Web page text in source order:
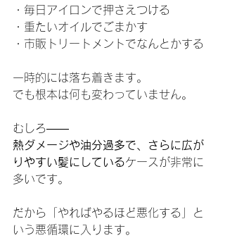
・毎日アイロンで押さえつける
・重たいオイルでごまかす
・市販トリートメントでなんとかする
一時的には落ち着きます。
でも根本は何も変わっていません。
むしろ――
熱ダメージや油分過多で、さらに広が
りやすい髪にしているケースが非常に
多いです。
だから「やればやるほど悪化する」と
いう悪循環に入ります。